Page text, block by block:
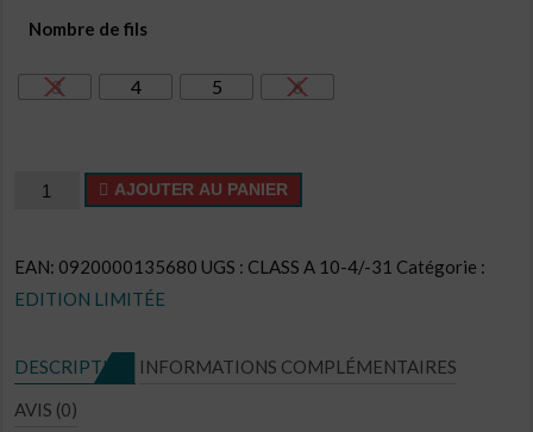
Nombre de fils
3 4 5 6
quantité
AJOUTER AU PANIER
EAN: 0920000135680 UGS : CLASS A 10-4/-31 Catégorie :
EDITION LIMITÉE
DESCRIPTION
INFORMATIONS COMPLÉMENTAIRES
AVIS (0)